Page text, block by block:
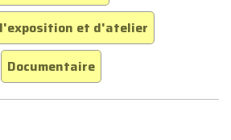
et d'atelier
Documentaire